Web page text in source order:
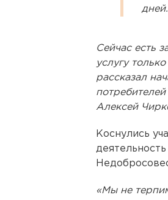
дней.
Сейчас есть
услугу
рассказал
Алексей
Коснулись
«Мы не